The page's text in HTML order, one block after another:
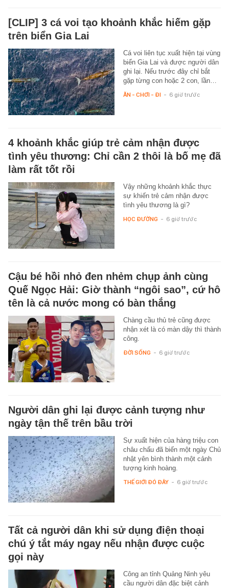
[CLIP] 3 cá voi tạo khoảnh khắc hiếm gặp
trên biển Gia Lai
Cá voi liên tục xuất hiện tại vùng
biển Gia Lai và được người dân
ghi lại. Nếu trước đây chỉ bắt
gặp từng con hoặc 2 con, lần…
ĂN - CHƠI - ĐI - 6 giờ trước
4 khoảnh khắc giúp trẻ cảm nhận được
tình yêu thương: Chỉ cần 2 thôi là bố mẹ đã
làm rất tốt rồi
Vậy những khoảnh khắc thực
sự khiến trẻ cảm nhận được
tình yêu thương là gì?
HỌC ĐƯỜNG - 6 giờ trước
Cậu bé hồi nhỏ đen nhẻm chụp ảnh cùng
Quế Ngọc Hải: Giờ thành “ngôi sao”, cứ hô
tên là cả nước mong có bàn thắng
Chàng cầu thủ trẻ cũng được
nhận xét là có màn dậy thì thành
công.
ĐỜI SỐNG - 6 giờ trước
Người dân ghi lại được cảnh tượng như
ngày tận thế trên bầu trời
Sự xuất hiện của hàng triệu con
châu chấu đã biến một ngày Chủ
nhật yên bình thành một cảnh
tượng kinh hoàng.
THẾ GIỚI ĐÓ ĐÂY - 6 giờ trước
Tất cả người dân khi sử dụng điện thoại
chú ý tắt máy ngay nếu nhận được cuộc
gọi này
Công an tỉnh Quảng Ninh yêu
cầu người dân đặc biệt cảnh